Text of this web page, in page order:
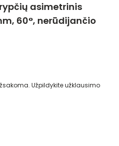
asimetrinis
60°, nerūdijančio
Užpildykite užklausimo